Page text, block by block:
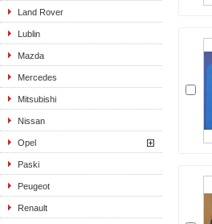
Land Rover
Lublin
Mazda
Mercedes
Mitsubishi
Nissan
Opel
Paski
Peugeot
Renault